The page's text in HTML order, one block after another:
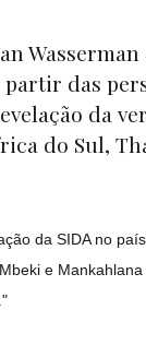
Wasserman
partir das
da
do Sul,
da SIDA no
e